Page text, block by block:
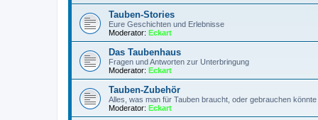
Tauben-Stories
Eure Geschichten und Erlebnisse
Moderator: Eckart
Das Taubenhaus
Fragen und Antworten zur Unterbringung
Moderator: Eckart
Tauben-Zubehör
Alles, was man für Tauben braucht, oder gebrauchen könnte
Moderator: Eckart